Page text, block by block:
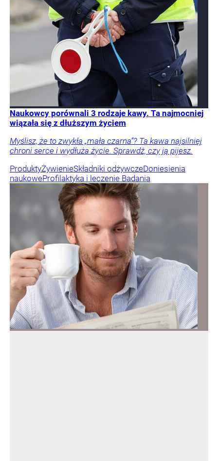
Naukowcy porównali 3 rodzaje kawy. Ta najmocniej
wiązała się z dłuższym życiem
Myślisz, że to zwykła „mała czarna”? Ta kawa najsilniej
chroni serce i wydłuża życie. Sprawdź, czy ją pijesz.
ProduktyŻywienieSkładniki odżywczeDoniesienia
naukoweProfilaktyka i leczenie Badania